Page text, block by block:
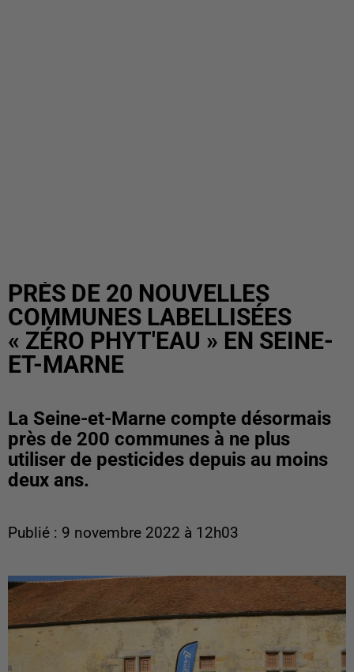
PRÈS DE 20 NOUVELLES
COMMUNES LABELLISÉES
« ZÉRO PHYT'EAU » EN SEINE-
ET-MARNE
La Seine-et-Marne compte désormais
près de 200 communes à ne plus
utiliser de pesticides depuis au moins
deux ans.
Publié : 9 novembre 2022 à 12h03